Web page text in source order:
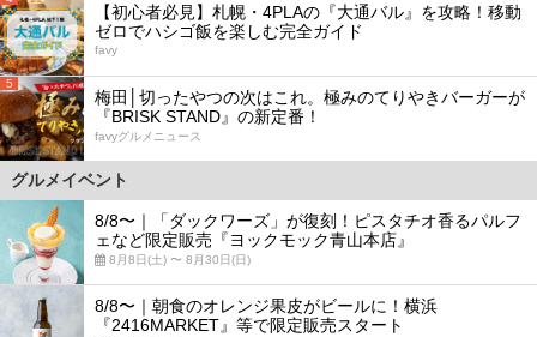
【初心者必見】札幌・4PLAの『大通バル』を攻略！移動
ゼロでハシゴ飯を楽しむ完全ガイド
favy
5
梅田│切ったやつの次はこれ。極みのてりやきバーガーが
『BRISK STAND』の新定番！
favyグルメニュース
グルメイベント
8/8〜｜「ダックワーズ」が復刻！ピスタチオ香るパルフ
ェなど限定販売『ヨックモック青山本店』
8月8日(土) 〜 8月30日(日)
8/8〜｜朝食のオレンジ果皮がビールに！横浜
『2416MARKET』等で限定販売スタート